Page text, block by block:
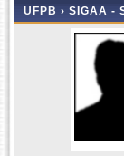
UFPB › SIGAA -